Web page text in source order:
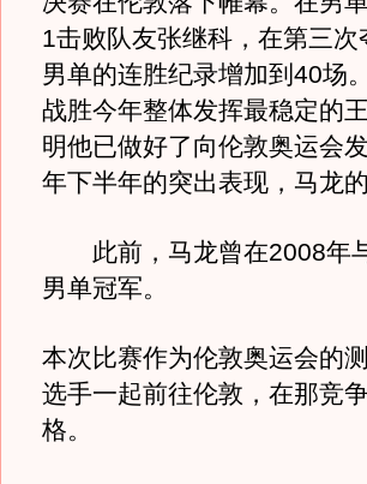
1击败队友张继科，在第三
男单的连胜纪录增加到40场
战胜今年整体发挥最稳定的
明他已做好了向伦敦奥运会
年下半年的突出表现，马龙
此前，马龙曾在2008年
男单冠军。
本次比赛作为伦敦奥运会的
选手一起前往伦敦，在那竞
格。